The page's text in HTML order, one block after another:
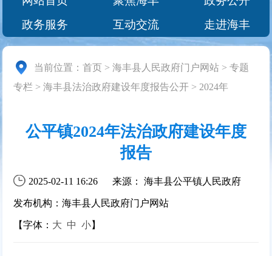
政务服务
互动交流 走进海丰
当前位置：首页 >海丰县人民政府门户网站 >专题
专栏 >海丰县法治政府建设年度报告公开 > 2024年
公平镇2024年法治政府建设年度
报告
2025-02-11 16:26 来源： 海丰县公平镇人民政府
发布机构：海丰县人民政府门户网站
【字体： 大 中 小】